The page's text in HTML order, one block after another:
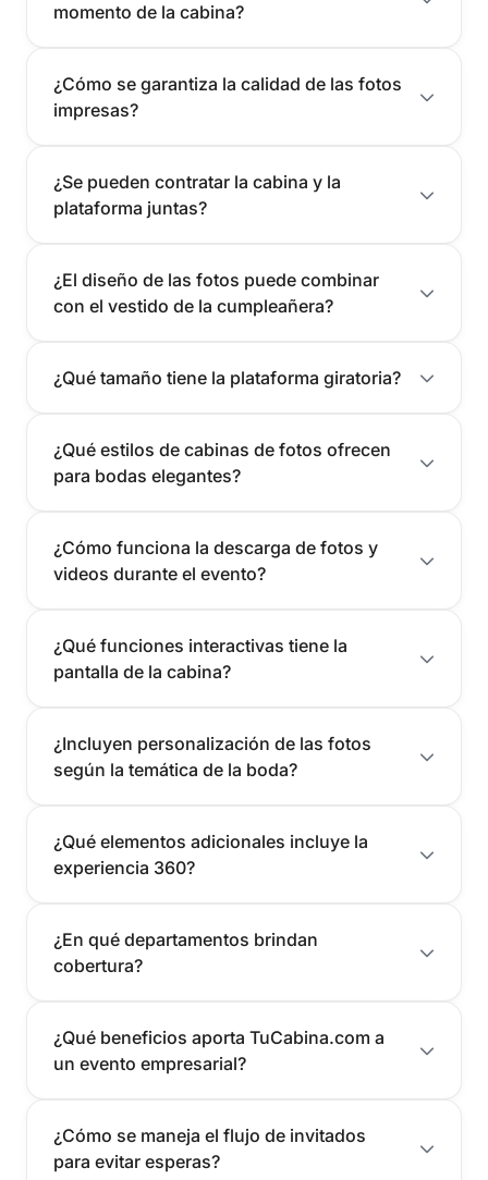
momento de la cabina?
¿Cómo se garantiza la calidad de las fotos
impresas?
¿Se pueden contratar la cabina y la
plataforma juntas?
¿El diseño de las fotos puede combinar
con el vestido de la cumpleañera?
¿Qué tamaño tiene la plataforma giratoria?
¿Qué estilos de cabinas de fotos ofrecen
para bodas elegantes?
¿Cómo funciona la descarga de fotos y
videos durante el evento?
¿Qué funciones interactivas tiene la
pantalla de la cabina?
¿Incluyen personalización de las fotos
según la temática de la boda?
¿Qué elementos adicionales incluye la
experiencia 360?
¿En qué departamentos brindan
cobertura?
¿Qué beneficios aporta TuCabina.com a
un evento empresarial?
¿Cómo se maneja el flujo de invitados
para evitar esperas?